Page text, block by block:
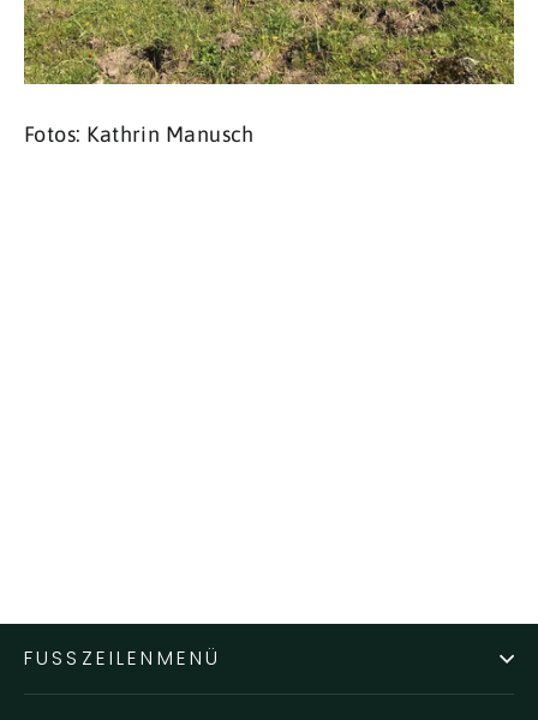
Fotos: Kathrin Manusch
FUSSZEILENMENÜ